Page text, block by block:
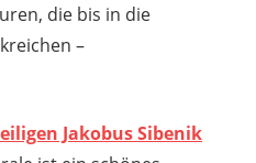
die bis in die
–
Jakobus Sibenik